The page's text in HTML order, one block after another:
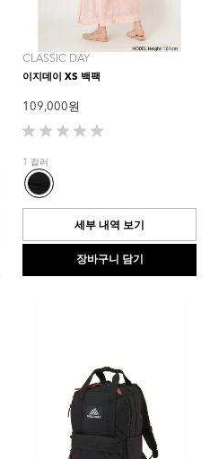
CLASSIC DAY
이지데이 XS 백팩
109,000 원
별
5
개
중
0.0
입
다.
1 컬러
세부 내역 보기
장바구니 담기